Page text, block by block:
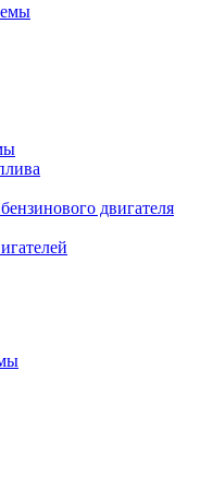
двигателя